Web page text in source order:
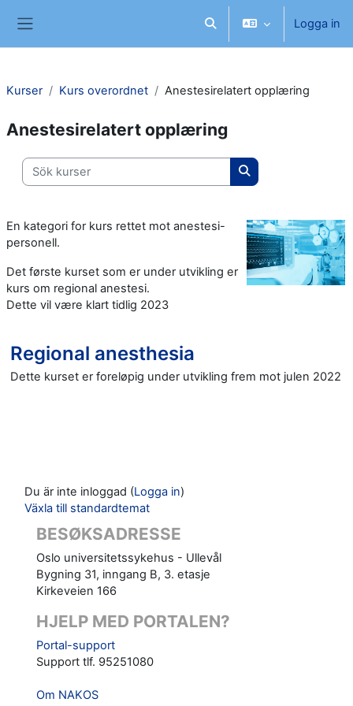
Växla sökinmatningLogga in
Kurser Kurs overordnet Anestesirelatert opplæring
Anestesirelatert opplæring
Sök kurser
Sök kurser
En kategori for kurs rettet mot anestesi-
personell.
Det første kurset som er under utvikling er
kurs om regional anestesi.
Dette vil være klart tidlig 2023
Regional anesthesia
Dette kurset er foreløpig under utvikling frem mot julen 2022
Du är inte inloggad (Logga in)
Växla till standardtemat
BESØKSADRESSE
Oslo universitetssykehus - Ullevål
Bygning 31, inngang B, 3. etasje
Kirkeveien 166
HJELP MED PORTALEN?
Portal-support
Support tlf. 95251080
Om NAKOS